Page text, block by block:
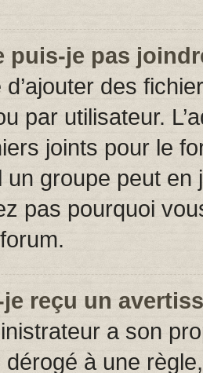
puis-je pas
d’ajouter des
par utilisateur.
joints pour le
groupe peut en
pas pourquoi
reçu un
a son
à une